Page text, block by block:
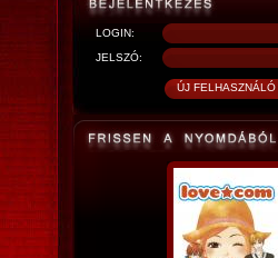
LOGIN:
JELSZÓ: